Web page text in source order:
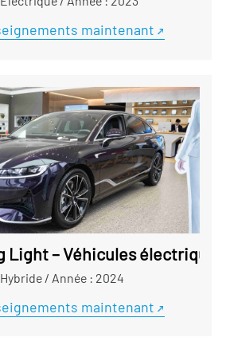
maintenant
Light – Véhicules
/ Année : 2024
maintenant